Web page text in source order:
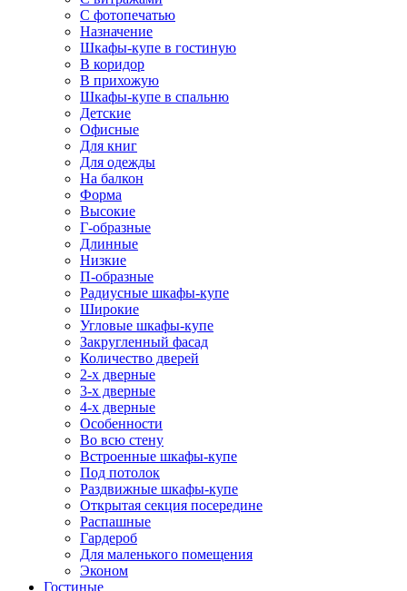
С фотопечатью
Назначение
Шкафы-купе в гостиную
В коридор
В прихожую
Шкафы-купе в спальню
Детские
Офисные
Для книг
Для одежды
На балкон
Форма
Высокие
Г-образные
Длинные
Низкие
П-образные
Радиусные шкафы-купе
Широкие
Угловые шкафы-купе
Закругленный фасад
Количество дверей
2-х дверные
3-х дверные
4-х дверные
Особенности
Во всю стену
Встроенные шкафы-купе
Под потолок
Раздвижные шкафы-купе
Открытая секция посередине
Распашные
Гардероб
Для маленького помещения
Эконом
Гостиные